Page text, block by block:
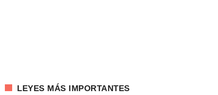
LEYES MÁS IMPORTANTES